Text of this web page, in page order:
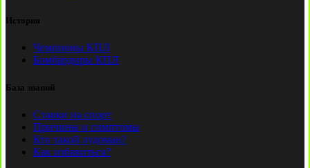
История
Чемпионы КПЛ
Бомбардиры КПЛ
База знаний
Ставки на спорт
Причины и симптомы
Кто такой лудоман?
Как избавиться?